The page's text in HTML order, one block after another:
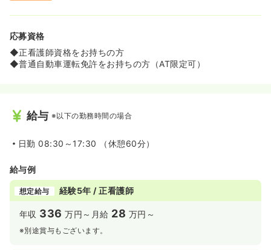
応募資格
◆正看護師資格をお持ちの方
◆普通自動車運転免許をお持ちの方（AT限定可）
給与 ※以下の勤務時間の場合
日勤 08:30～17:30 （休憩60分）
給与例
想定給与 経験5年 / 正看護師
年収 336 万円～ 月給 28 万円～
※別途賞与もございます。